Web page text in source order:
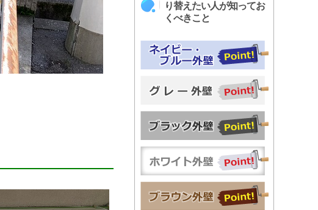
り替えたい人が知ってお
くべきこと